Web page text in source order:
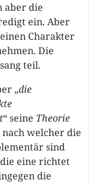
aber die
ein. Aber
Charakter
Die
teil.
„die
“ seine Theorie
nach welcher die
sind
eine richtet
die